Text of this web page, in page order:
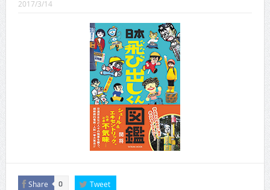
CINEMA×STYLE 287号
CINEMA×STYLE 286号
CINEMA×STYLE 285号
CINEMA×STYLE 294号
2017/3/14
Share 0 Tweet